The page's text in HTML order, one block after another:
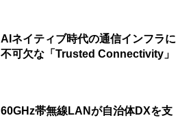
AIネイティブ時代の通信インフラに
不可欠な「Trusted Connectivity」
60GHz帯無線LANが自治体DXを支